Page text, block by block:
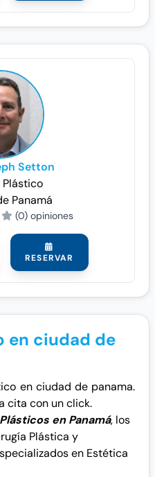
Setton
Panamá
(0) opiniones
RESERVAR
en ciudad de
en ciudad de panama.
cita con un click.
en Panamá, los
Plástica y
en Estética